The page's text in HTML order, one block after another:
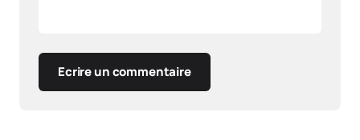
Ecrire un commentaire